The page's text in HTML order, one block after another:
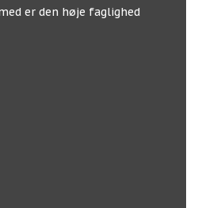
er den høje faglighed